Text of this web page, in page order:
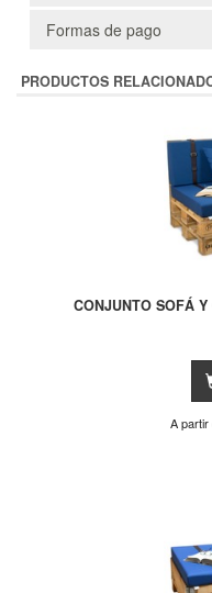
Formas de pago
PRODUCTOS
CONJUNTO SOFÁ
A partir